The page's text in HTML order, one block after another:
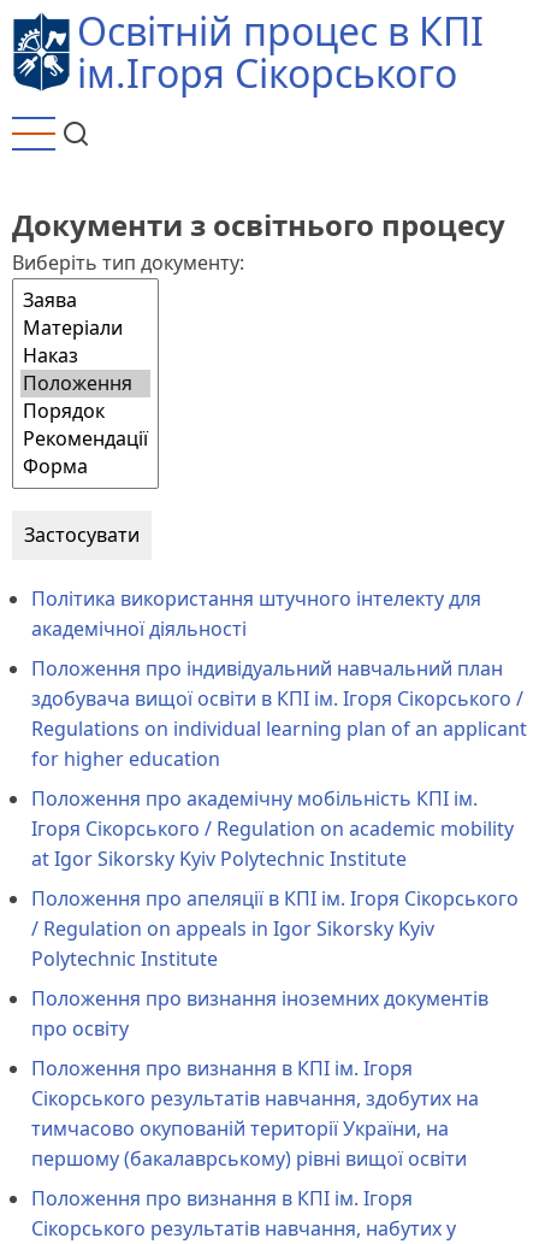
Перейти
до
основного
Освітній процес в КПІ
ім.Ігоря Сікорського
Документи з освітнього процесу
Виберіть тип документу:
Політика використання штучного інтелекту для
академічної діяльності
Положення про індивідуальний навчальний план
здобувача вищої освіти в КПІ ім. Ігоря Сікорського /
Regulations on individual learning plan of an applicant
for higher education
Положення про академічну мобільність КПІ ім.
Ігоря Сікорського / Regulation on academic mobility
at Igor Sikorsky Kyiv Polytechnic Institute
Положення про апеляції в КПІ ім. Ігоря Сікорського
/ Regulation on appeals in Igor Sikorsky Kyiv
Polytechnic Institute
Положення про визнання іноземних документів
про освіту
Положення про визнання в КПІ ім. Ігоря
Сікорського результатів навчання, здобутих на
тимчасово окупованій території України, на
першому (бакалаврському) рівні вищої освіти
Положення про визнання в КПІ ім. Ігоря
Сікорського результатів навчання, набутих у